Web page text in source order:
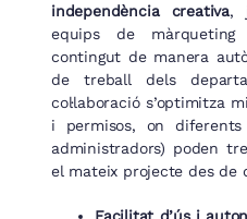
independència creativa,
equips de
contingut de manera
de treball dels
col·laboració s’optimitza
i permisos, on
administradors) poden
el mateix projecte des de
Facilitat d’ús i